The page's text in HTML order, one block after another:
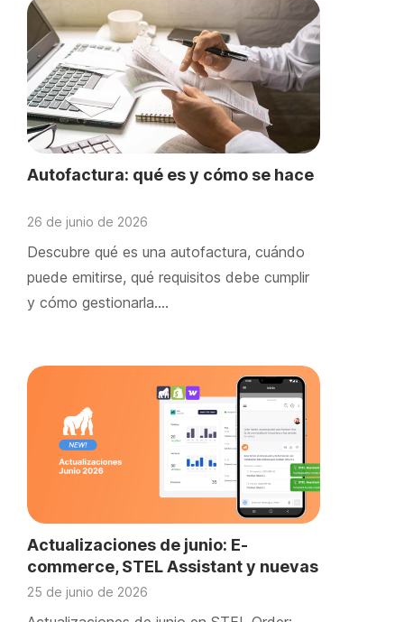
Autofactura: qué es y cómo se hace
26 de junio de 2026
Descubre qué es una autofactura, cuándo
puede emitirse, qué requisitos debe cumplir
y cómo gestionarla….
Actualizaciones de junio: E-
commerce, STEL Assistant y nuevas
mejoras
25 de junio de 2026